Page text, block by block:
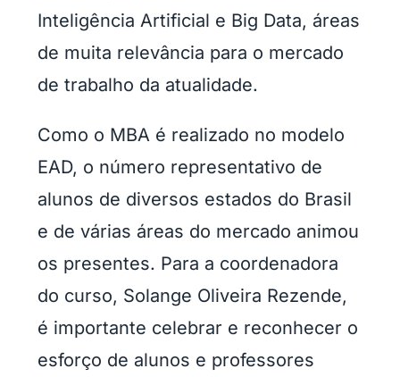
Inteligência Artificial e Big Data, áreas
de muita relevância para o mercado
de trabalho da atualidade.
Como o MBA é realizado no modelo
EAD, o número representativo de
alunos de diversos estados do Brasil
e de várias áreas do mercado animou
os presentes. Para a coordenadora
do curso, Solange Oliveira Rezende,
é importante celebrar e reconhecer o
esforço de alunos e professores